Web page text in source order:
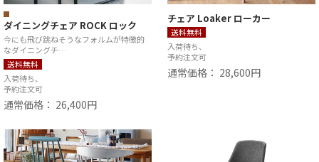
ダイニングチェア ROCK ロック
今にも飛び跳ねそうなフォルムが特徴的
なダイニングチ…
送料無料
入荷待ち、
予約注文可
通常価格： 26,400円
チェア Loaker ローカー
送料無料
入荷待ち、
予約注文可
通常価格： 28,600円